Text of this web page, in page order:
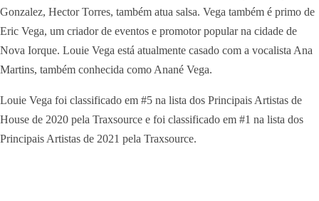
Gonzalez, Hector Torres, também atua salsa. Vega também é primo de
Eric Vega, um criador de eventos e promotor popular na cidade de
Nova Iorque. Louie Vega está atualmente casado com a vocalista Ana
Martins, também conhecida como Anané Vega.
Louie Vega foi classificado em #5 na lista dos Principais Artistas de
House de 2020 pela Traxsource e foi classificado em #1 na lista dos
Principais Artistas de 2021 pela Traxsource.